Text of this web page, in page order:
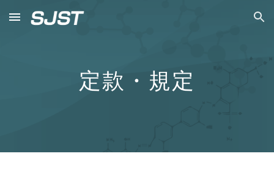
Skip to main content Skip to navigation
定款・規定